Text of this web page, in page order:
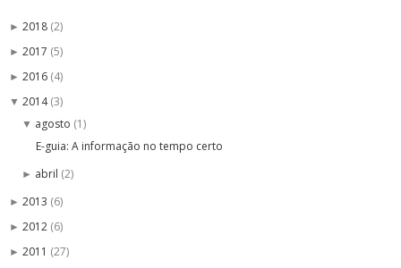
► 2018 (2)
► 2017 (5)
► 2016 (4)
▼ 2014(3)
▼ agosto (1)
E-guia: A informação no tempo certo
► abril (2)
► 2013 (6)
► 2012 (6)
► 2011 (27)